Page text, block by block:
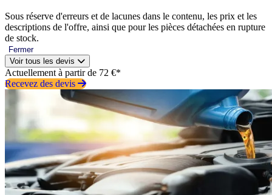
Sous réserve d'erreurs et de lacunes dans le contenu, les prix et les
descriptions de l'offre, ainsi que pour les pièces détachées en rupture
de stock.
Fermer
Voir tous les devis
Actuellement à partir de 72 €*
Recevez des devis